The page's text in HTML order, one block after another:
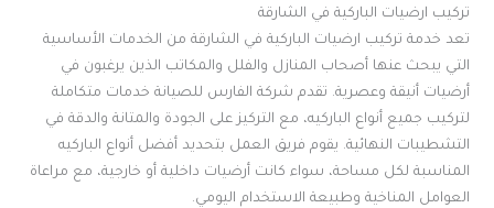
تركيب ارضيات الباركية في الشارقة
تعد خدمة تركيب ارضيات الباركية في الشارقة من الخدمات الأساسية
التي يبحث عنها أصحاب المنازل والفلل والمكاتب الذين يرغبون في
أرضيات أنيقة وعصرية. تقدم شركة الفارس للصيانة خدمات متكاملة
لتركيب جميع أنواع الباركيه، مع التركيز على الجودة والمتانة والدقة في
التشطيبات النهائية. يقوم فريق العمل بتحديد أفضل أنواع الباركيه
المناسبة لكل مساحة، سواء كانت أرضيات داخلية أو خارجية، مع مراعاة
العوامل المناخية وطبيعة الاستخدام اليومي.